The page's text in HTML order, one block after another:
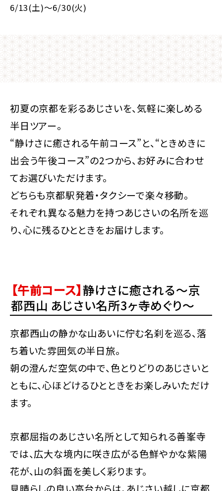
6/13(土)～6/30(火)
初夏の京都を彩るあじさいを、気軽に楽しめる
半日ツアー。
“静けさに癒される午前コース”と、“ときめきに
出会う午後コース”の2つから、お好みに合わせ
てお選びいただけます。
どちらも京都駅発着・タクシーで楽々移動。
それぞれ異なる魅力を持つあじさいの名所を巡
り、心に残るひとときをお届けします。
【午前コース】静けさに癒される～京
都西山 あじさい名所3ヶ寺めぐり～
京都西山の静かな山あいに佇む名刹を巡る、落
ち着いた雰囲気の半日旅。
朝の澄んだ空気の中で、色とりどりのあじさいと
ともに、心ほどけるひとときをお楽しみいただけ
ます。
京都屈指のあじさい名所として知られる善峯寺
では、広大な境内に咲き広がる色鮮やかな紫陽
花が、山の斜面を美しく彩ります。